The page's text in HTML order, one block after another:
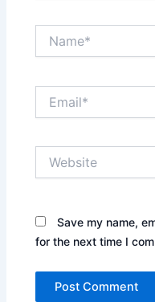
Save my name,
for the next time I